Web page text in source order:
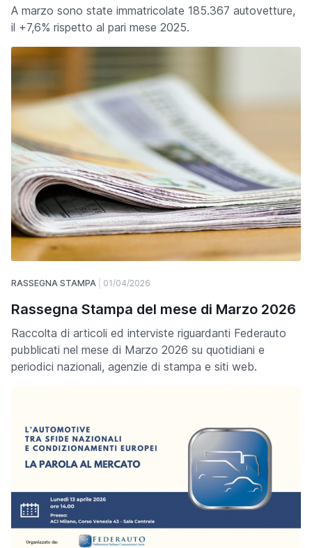
A marzo sono state immatricolate 185.367 autovetture,
il +7,6% rispetto al pari mese 2025.
RASSEGNA STAMPA 01/04/2026
Rassegna Stampa del mese di Marzo 2026
Raccolta di articoli ed interviste riguardanti Federauto
pubblicati nel mese di Marzo 2026 su quotidiani e
periodici nazionali, agenzie di stampa e siti web.